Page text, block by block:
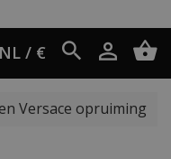
NL / €
Versace opruiming